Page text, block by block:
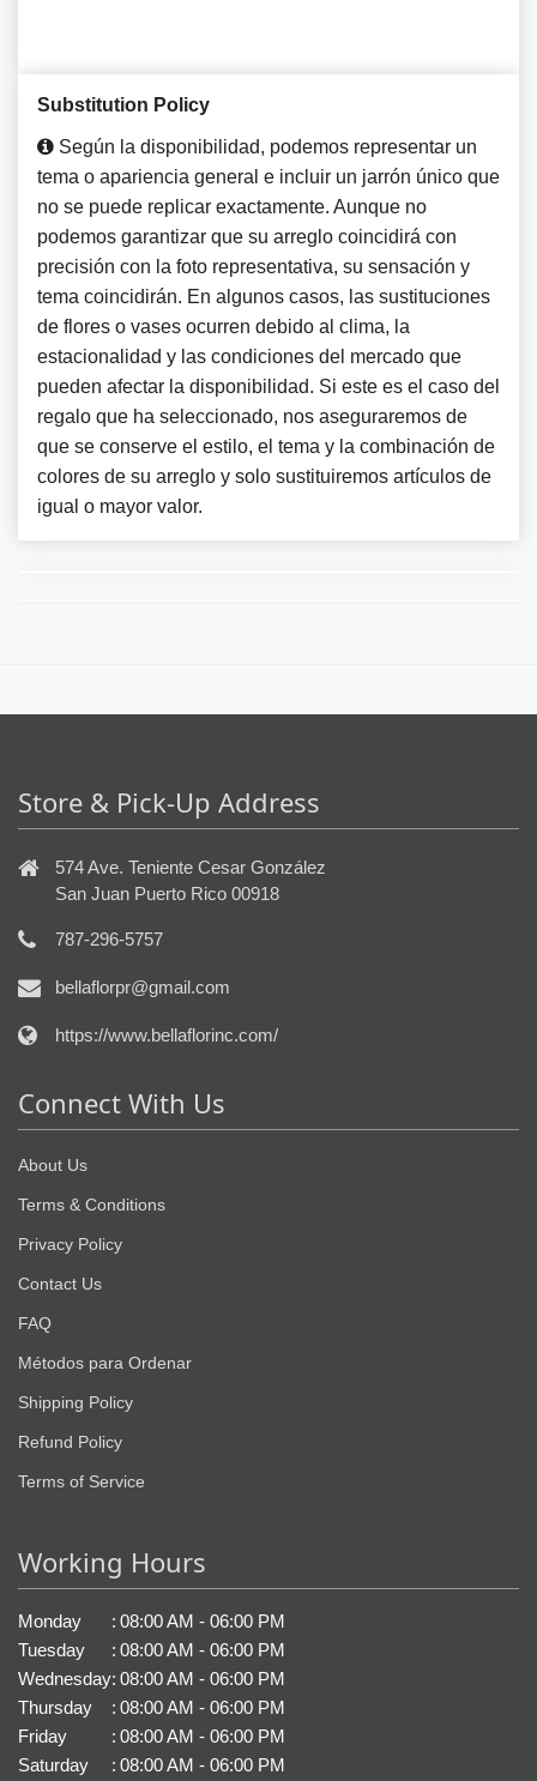
Substitution Policy
Según la disponibilidad, podemos representar un
tema o apariencia general e incluir un jarrón único que
no se puede replicar exactamente. Aunque no
podemos garantizar que su arreglo coincidirá con
precisión con la foto representativa, su sensación y
tema coincidirán. En algunos casos, las sustituciones
de flores o vases ocurren debido al clima, la
estacionalidad y las condiciones del mercado que
pueden afectar la disponibilidad. Si este es el caso del
regalo que ha seleccionado, nos aseguraremos de
que se conserve el estilo, el tema y la combinación de
colores de su arreglo y solo sustituiremos artículos de
igual o mayor valor.
Store & Pick-Up Address
574 Ave. Teniente Cesar González
San Juan Puerto Rico 00918
787-296-5757
bellaflorpr@gmail.com
https://www.bellaflorinc.com/
Connect With Us
About Us
Terms & Conditions
Privacy Policy
Contact Us
FAQ
Métodos para Ordenar
Shipping Policy
Refund Policy
Terms of Service
Working Hours
Monday : 08:00 AM - 06:00 PM
Tuesday
: 08:00 AM - 06:00 PM
Wednesday: 08:00 AM - 06:00 PM
Thursday
: 08:00 AM - 06:00 PM
Friday
: 08:00 AM - 06:00 PM
Saturday
: 08:00 AM - 06:00 PM